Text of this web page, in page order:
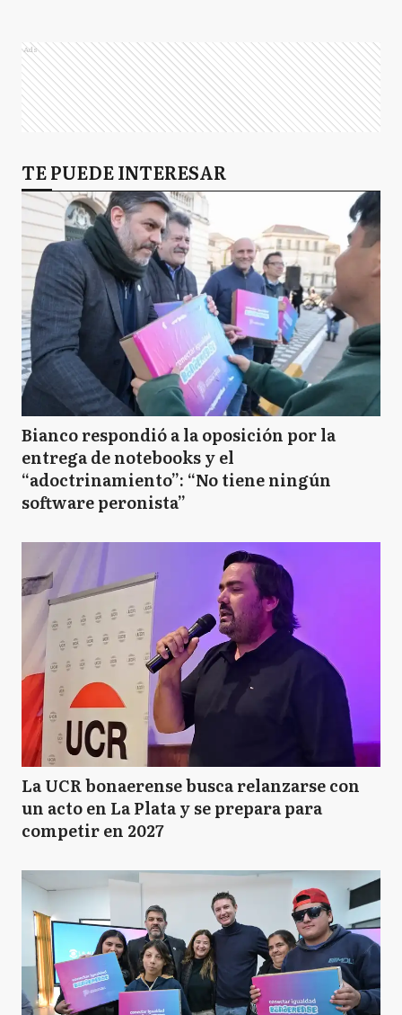
Ads
TE PUEDE INTERESAR
Bianco respondió a la oposición por la
entrega de notebooks y el
“adoctrinamiento”: “No tiene ningún
software peronista”
La UCR bonaerense busca relanzarse con
un acto en La Plata y se prepara para
competir en 2027